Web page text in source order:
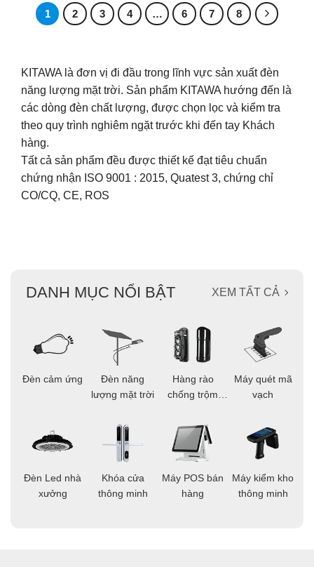
1 2 3 4 … 6 7 8
KITAWA là đơn vị đi đầu trong lĩnh vực sản xuất đèn
năng lượng mặt trời. Sản phẩm KITAWA hướng đến là
các dòng đèn chất lượng, được chọn lọc và kiểm tra
theo quy trình nghiêm ngặt trước khi đến tay Khách
hàng.
Tất cả sản phẩm đều được thiết kế đạt tiêu chuẩn
chứng nhận ISO 9001 : 2015, Quatest 3, chứng chỉ
CO/CQ, CE, ROS
DANH MỤC NỔI BẬT XEM TẤT CẢ
Đèn cảm ứng
Đèn Led nhà
xưởng
Đèn năng
lượng mặt trời
Khóa cửa
thông minh
Hàng rào
chống trộm
Máy POS bán
hàng
Máy quét mã
vạch
Máy kiểm kho
thông minh